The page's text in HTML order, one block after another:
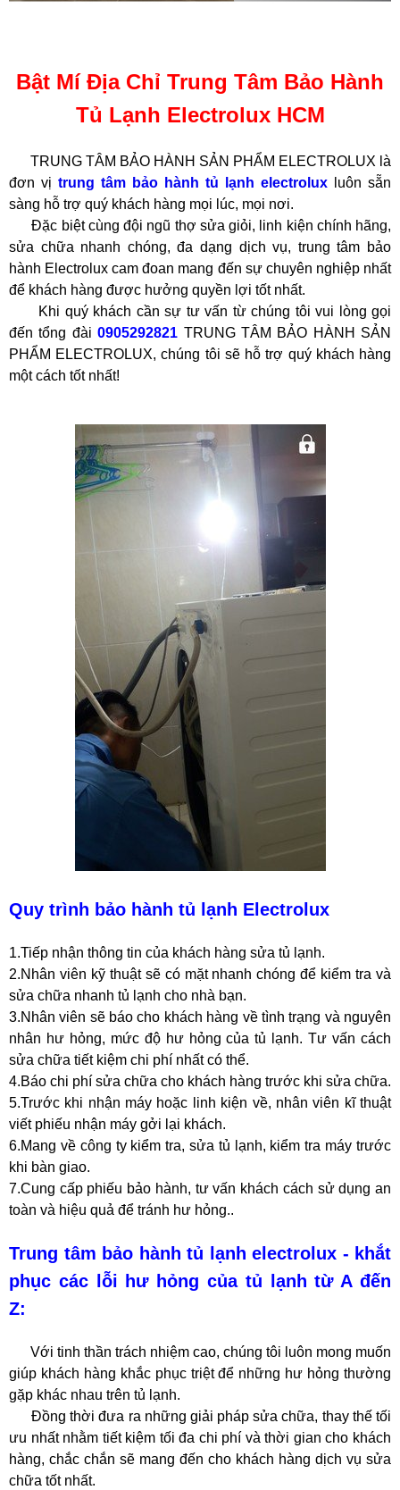
Bật Mí Địa Chỉ Trung Tâm Bảo Hành
Tủ Lạnh Electrolux HCM
TRUNG TÂM BẢO HÀNH SẢN PHẨM ELECTROLUX là
đơn vị trung tâm bảo hành tủ lạnh electrolux luôn sẵn
sàng hỗ trợ quý khách hàng mọi lúc, mọi nơi.
Đặc biệt cùng đội ngũ thợ sửa giỏi, linh kiện chính hãng,
sửa chữa nhanh chóng, đa dạng dịch vụ, trung tâm bảo
hành Electrolux cam đoan mang đến sự chuyên nghiệp nhất
để khách hàng được hưởng quyền lợi tốt nhất.
Khi quý khách cần sự tư vấn từ chúng tôi vui lòng gọi
đến tổng đài0905292821 TRUNG TÂM BẢO HÀNH SẢN
PHẨM ELECTROLUX, chúng tôi sẽ hỗ trợ quý khách hàng
một cách tốt nhất!
Quy trình bảo hành tủ lạnh Electrolux
1.Tiếp nhận thông tin của khách hàng sửa tủ lạnh.
2.Nhân viên kỹ thuật sẽ có mặt nhanh chóng để kiểm tra và
sửa chữa nhanh tủ lạnh cho nhà bạn.
3.Nhân viên sẽ báo cho khách hàng về tình trạng và nguyên
nhân hư hỏng, mức độ hư hỏng của tủ lạnh. Tư vấn cách
sửa chữa tiết kiệm chi phí nhất có thể.
4.Báo chi phí sửa chữa cho khách hàng trước khi sửa chữa.
5.Trước khi nhận máy hoặc linh kiện về, nhân viên kĩ thuật
viết phiếu nhận máy gởi lại khách.
6.Mang về công ty kiểm tra, sửa tủ lạnh, kiểm tra máy trước
khi bàn giao.
7.Cung cấp phiếu bảo hành, tư vấn khách cách sử dụng an
toàn và hiệu quả để tránh hư hỏng..
Trung tâm bảo hành tủ lạnh electrolux - khắt
phục các lỗi hư hỏng của tủ lạnh từ A đến
Z:
Với tinh thần trách nhiệm cao, chúng tôi luôn mong muốn
giúp khách hàng khắc phục triệt để những hư hỏng thường
gặp khác nhau trên tủ lạnh.
Đồng thời đưa ra những giải pháp sửa chữa, thay thế tối
ưu nhất nhằm tiết kiệm tối đa chi phí và thời gian cho khách
hàng, chắc chắn sẽ mang đến cho khách hàng dịch vụ sửa
chữa tốt nhất.